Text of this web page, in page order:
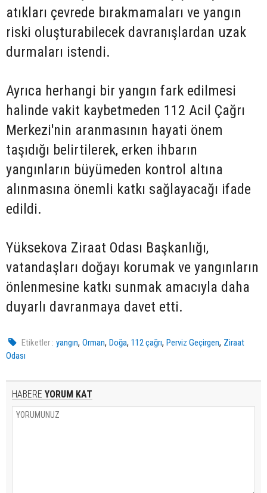
atıkları çevrede bırakmamaları ve yangın
riski oluşturabilecek davranışlardan uzak
durmaları istendi.
Ayrıca herhangi bir yangın fark edilmesi
halinde vakit kaybetmeden 112 Acil Çağrı
Merkezi'nin aranmasının hayati önem
taşıdığı belirtilerek, erken ihbarın
yangınların büyümeden kontrol altına
alınmasına önemli katkı sağlayacağı ifade
edildi.
Yüksekova Ziraat Odası Başkanlığı,
vatandaşları doğayı korumak ve yangınların
önlenmesine katkı sunmak amacıyla daha
duyarlı davranmaya davet etti.
Etiketler : yangın,Orman,Doğa,112 çağrı,Perviz Geçirgen, Ziraat
Odası
HABERE YORUM KAT